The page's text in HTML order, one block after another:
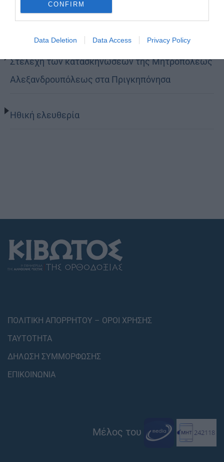
CONFIRM
Data Deletion Data Access Privacy Policy
Στελέχη των κατασκηνώσεων της Μητροπόλεως
Αλεξανδρουπόλεως στα Πριγκηπόνησα
Ηθική ελευθερία
ΠΟΛΙΤΙΚΗ ΑΠΟΡΡΗΤΟΥ – ΟΡΟΙ ΧΡΗΣΗΣ
ΤΑΥΤΟΤΗΤΑ
ΔΗΛΩΣΗ ΣΥΜΜΟΡΦΩΣΗΣ
ΕΠΙΚΟΙΝΩΝΙΑ
Μέλος του